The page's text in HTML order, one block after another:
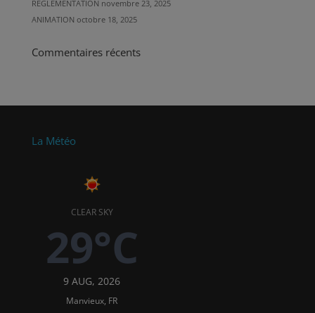
REGLEMENTATION novembre 23, 2025
ANIMATION octobre 18, 2025
Commentaires récents
La Météo
CLEAR SKY
29°C
9 AUG, 2026
Manvieux, FR